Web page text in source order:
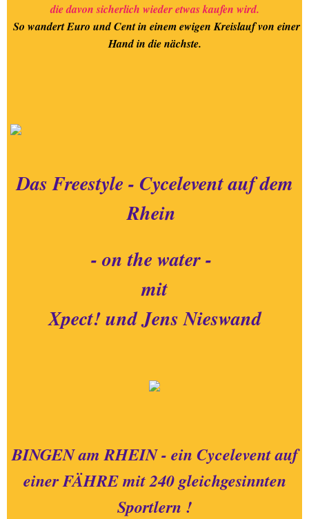
die davon sicherlich wieder etwas kaufen wird.
So wandert Euro und Cent in einem ewigen Kreislauf von einer
Hand in die nächste.
Das Freestyle - Cycelevent auf dem
Rhein
- on the water -
mit
Xpect! und Jens Nieswand
BINGEN am RHEIN - ein Cycelevent auf
einer FÄHRE mit 240 gleichgesinnten
Sportlern !